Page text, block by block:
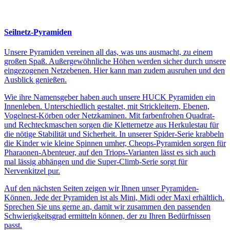
Seilnetz-Pyramiden
Unsere Pyramiden vereinen all das, was uns ausmacht, zu einem
großen Spaß. Außergewöhnliche Höhen werden sicher durch unsere
eingezogenen Netzebenen. Hier kann man zudem ausruhen und den
Ausblick genießen.
Wie ihre Namensgeber haben auch unsere HUCK Pyramiden ein
Innenleben. Unterschiedlich gestaltet, mit Strickleitern, Ebenen,
Vogelnest-Körben oder Netzkaminen. Mit farbenfrohen Quadrat-
und Rechteckmaschen sorgen die Kletternetze aus Herkulestau für
die nötige Stabilität und Sicherheit. In unserer Spider-Serie krabbeln
die Kinder wie kleine Spinnen umher, Cheops-Pyramiden sorgen für
Pharaonen-Abenteuer, auf den Triops-Varianten lässt es sich auch
mal lässig abhängen und die Super-Climb-Serie sorgt für
Nervenkitzel pur.
Auf den nächsten Seiten zeigen wir Ihnen unser Pyramiden-
Können. Jede der Pyramiden ist als Mini, Midi oder Maxi erhältlich.
Sprechen Sie uns gerne an, damit wir zusammen den passenden
Schwierigkeitsgrad ermitteln können, der zu Ihren Bedürfnissen
passt.